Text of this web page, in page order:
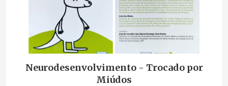
Neurodesenvolvimento - Trocado por
Miúdos